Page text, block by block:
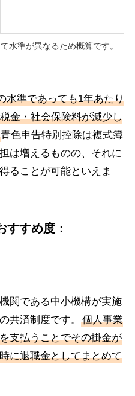
水準が異なるため概算です。
水準であっても1年あたり
金・社会保険料が減少し
青色申告特別控除は複式簿
は増えるものの、それに
ることが可能といえま
すめ度：
関である中小機構が実施
共済制度です。
個人事業
支払うことでその掛金が
に退職金としてまとめて